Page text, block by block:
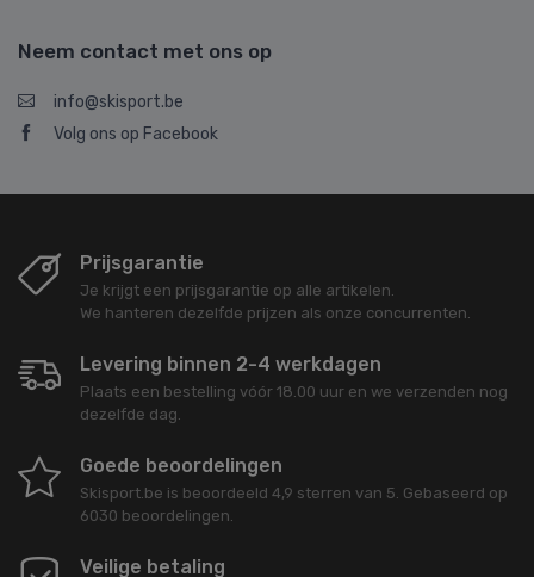
Neem contact met ons op
info@skisport.be
Volg ons op Facebook
Prijsgarantie
Je krijgt een prijsgarantie op alle artikelen.
We hanteren dezelfde prijzen als onze concurrenten.
Levering binnen 2-4 werkdagen
Plaats een bestelling vóór 18.00 uur en we verzenden nog
dezelfde dag.
Goede beoordelingen
Skisport.be is beoordeeld 4,9 sterren van 5. Gebaseerd op
6030 beoordelingen.
Veilige betaling